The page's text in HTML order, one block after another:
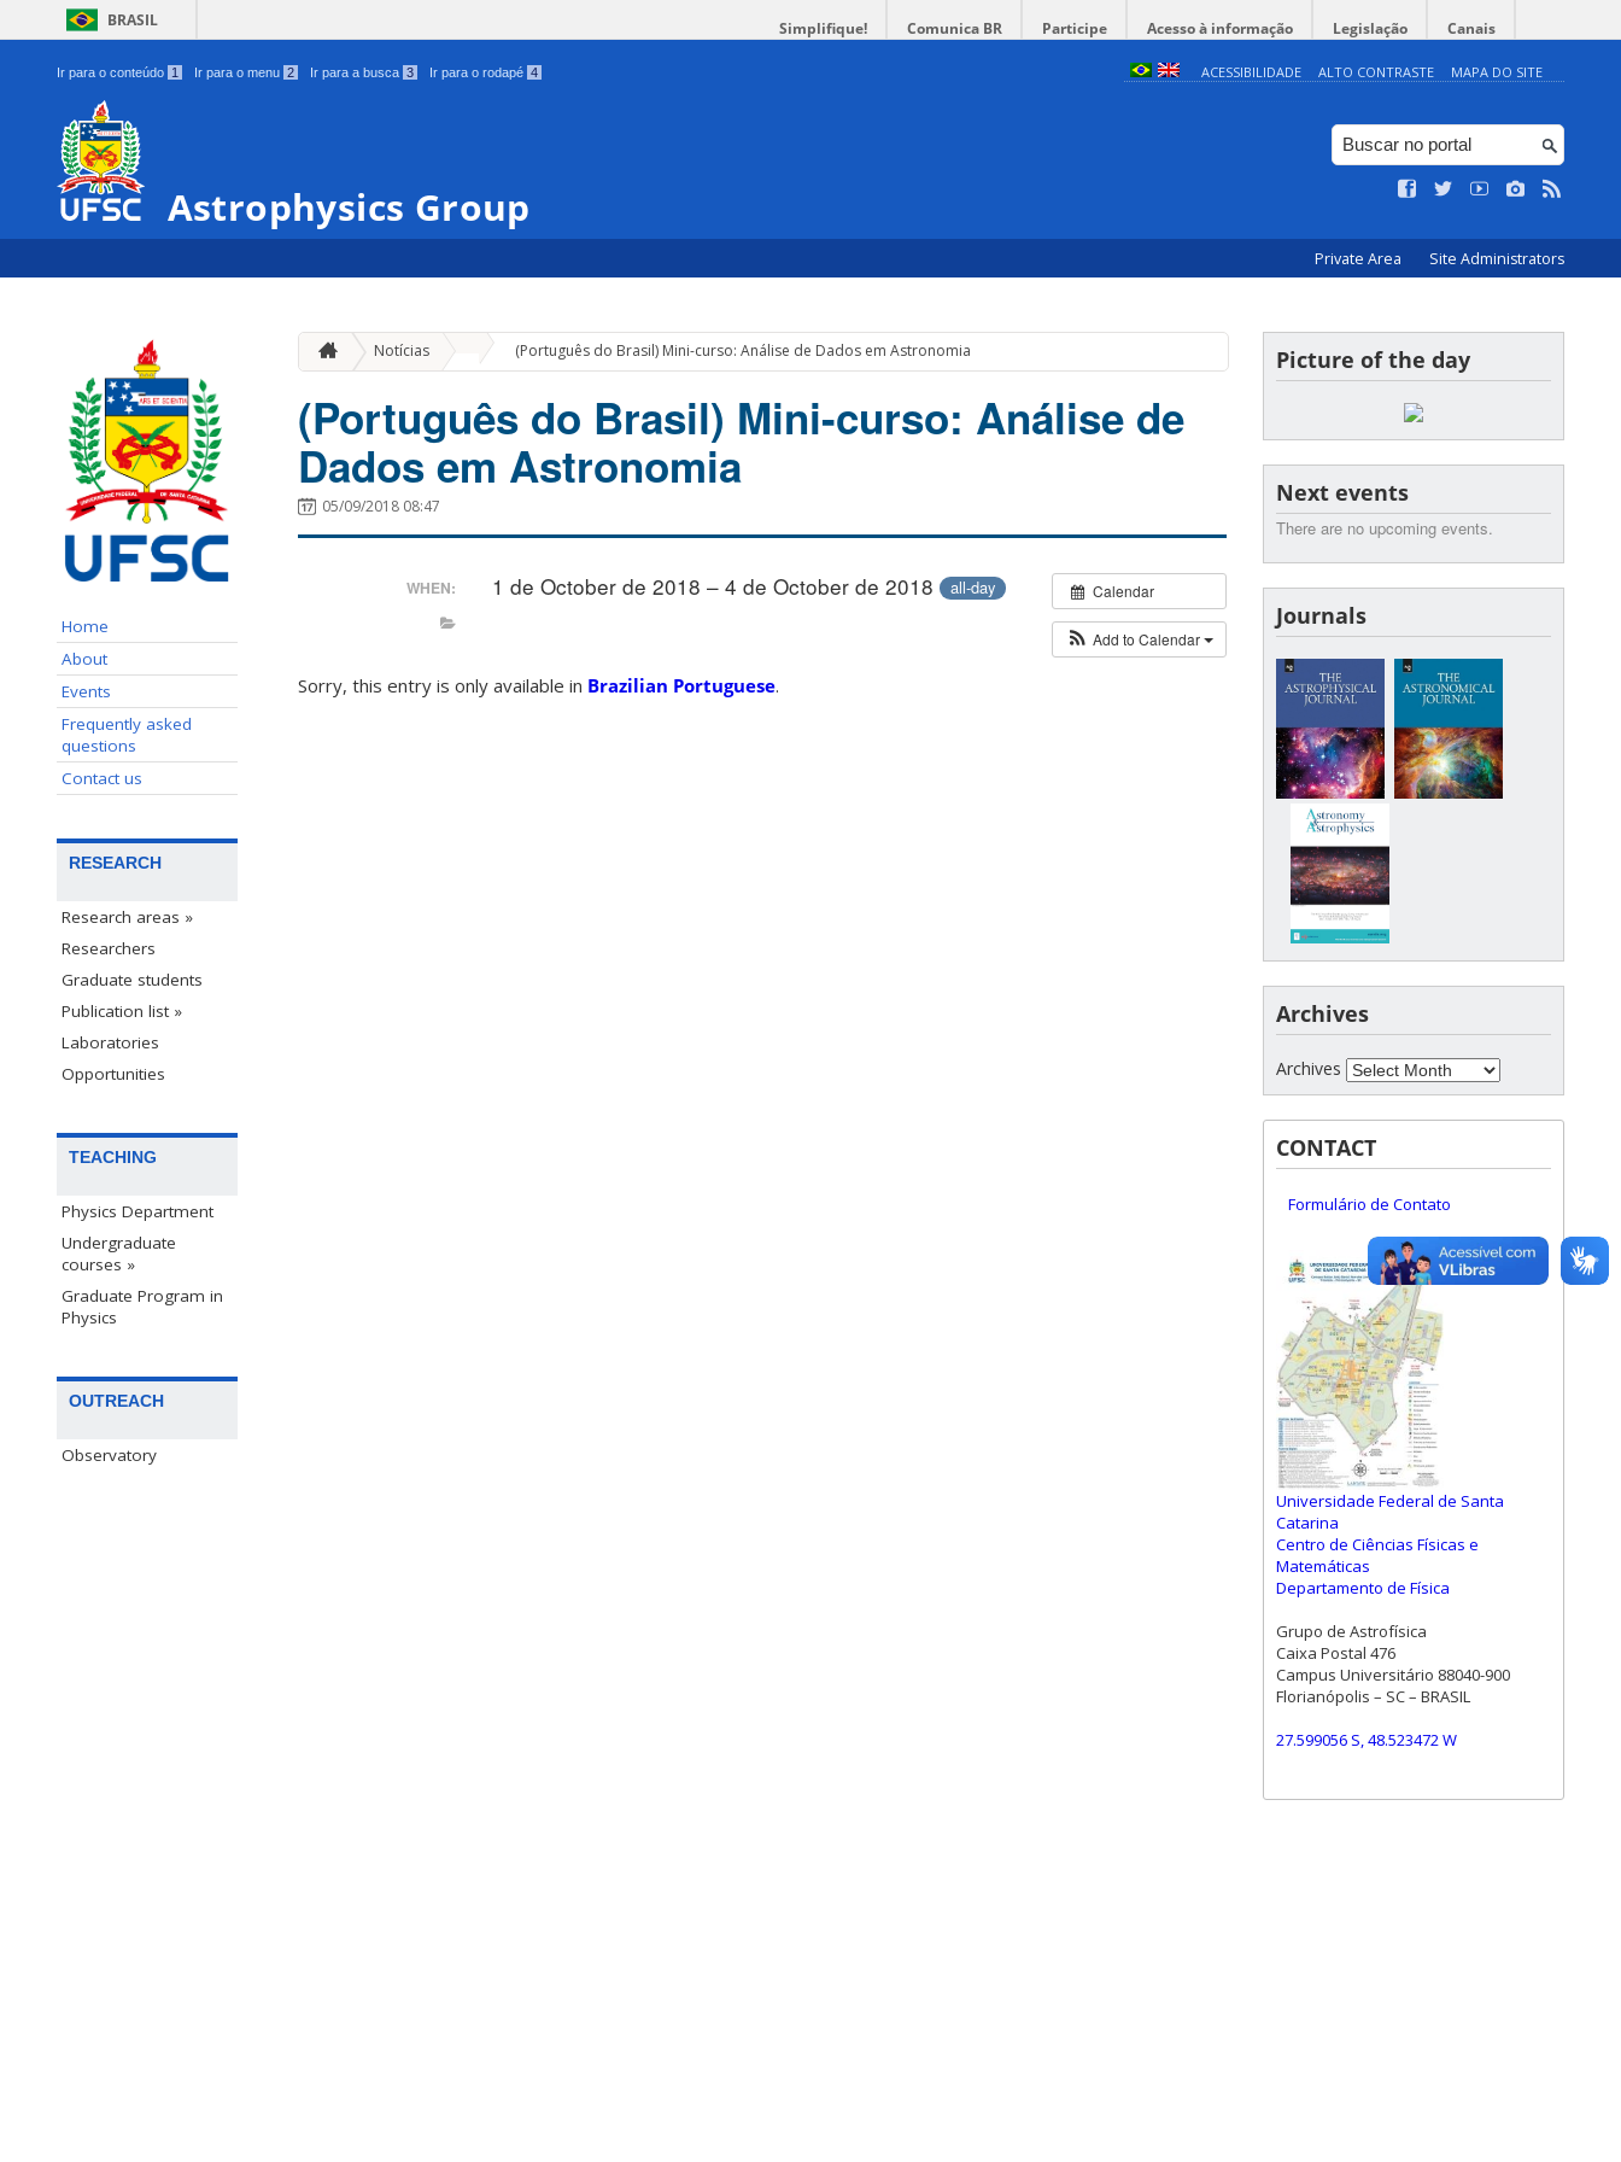
BRASIL Simplifique! Comunica BR Participe Acesso à informação Legislação Canais
Ir para o conteúdo 1 Ir para o menu 2 Ir para a busca 3 Ir para o rodapé 4 ACESSIBILIDADE ALTO CONTRASTE MAPA DO SITE
Astrophysics Group
Private Area Site Administrators
Home
About
Events
Frequently asked
questions
Contact us
RESEARCH
Research areas »
Researchers
Graduate students
Publication list »
Laboratories
Opportunities
TEACHING
Physics Department
Undergraduate
courses »
Graduate Program in
Physics
OUTREACH
Observatory
Notícias (Português do Brasil) Mini-curso: Análise de Dados em Astronomia
(Português do Brasil) Mini-curso: Análise de
Dados em Astronomia
05/09/2018 08:47
Calendar
Add to Calendar
WHEN: 1 de October de 2018 – 4 de October de 2018 all-day
Sorry, this entry is only available in Brazilian Portuguese.
Picture of the day
Next events
There are no upcoming events.
Journals
Archives
Archives
CONTACT
Formulário de Contato
Universidade Federal de Santa
Catarina
Centro de Ciências Físicas e
Matemáticas
Departamento de Física
Grupo de Astrofísica
Caixa Postal 476
Campus Universitário 88040-900
Florianópolis – SC – BRASIL
27.599056 S, 48.523472 W